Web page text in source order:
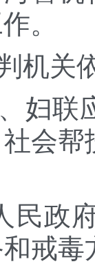
。
机关
妇联
会
民政
戒